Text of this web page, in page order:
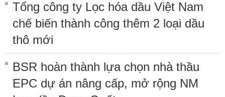
Tổng công ty Lọc hóa dầu Việt Nam
chế biến thành công thêm 2 loại dầu
thô mới
BSR hoàn thành lựa chọn nhà thầu
EPC dự án nâng cấp, mở rộng NM